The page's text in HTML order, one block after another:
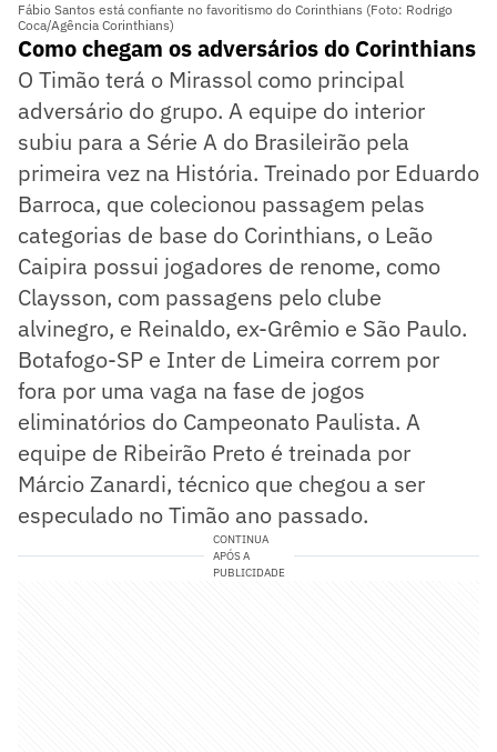
Fábio Santos está confiante no favoritismo do Corinthians (Foto: Rodrigo
Coca/Agência Corinthians)
Como chegam os adversários do Corinthians
O Timão terá o Mirassol como principal
adversário do grupo. A equipe do interior
subiu para a Série A do Brasileirão pela
primeira vez na História. Treinado por Eduardo
Barroca, que colecionou passagem pelas
categorias de base do Corinthians, o Leão
Caipira possui jogadores de renome, como
Claysson, com passagens pelo clube
alvinegro, e Reinaldo, ex-Grêmio e São Paulo.
Botafogo-SP e Inter de Limeira correm por
fora por uma vaga na fase de jogos
eliminatórios do Campeonato Paulista. A
equipe de Ribeirão Preto é treinada por
Márcio Zanardi, técnico que chegou a ser
especulado no Timão ano passado.
CONTINUA
APÓS A
PUBLICIDADE